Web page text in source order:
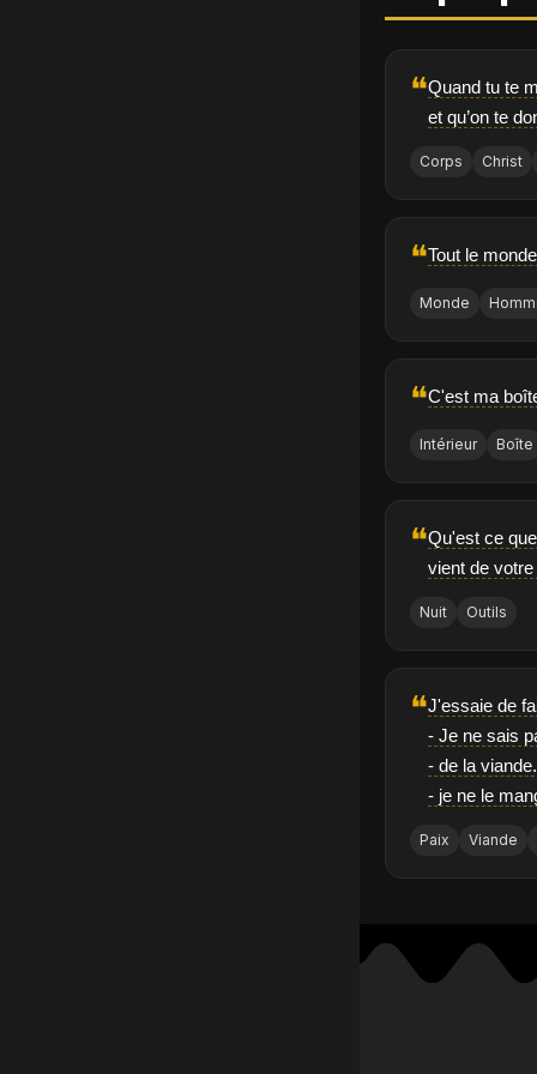
❝Quand tu te
et qu’on te
Corps Christ
❝Tout le
Monde
❝C'est ma
Intérieur Boîte
❝Qu'est ce
vient de
Nuit Outils
❝J'essaie de
- Je ne sais
- de la
- je ne le
Paix Viande